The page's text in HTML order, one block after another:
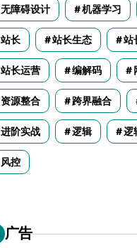
无障碍设计 机器学习
站长 站长生态 站
站长运营 编解码
资源整合 跨界融合
进阶实战 逻辑 逻
风控
广告